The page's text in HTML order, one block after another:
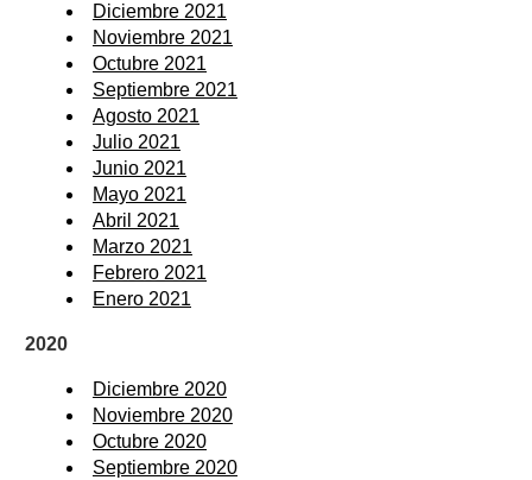
Diciembre 2021
Noviembre 2021
Octubre 2021
Septiembre 2021
Agosto 2021
Julio 2021
Junio 2021
Mayo 2021
Abril 2021
Marzo 2021
Febrero 2021
Enero 2021
2020
Diciembre 2020
Noviembre 2020
Octubre 2020
Septiembre 2020